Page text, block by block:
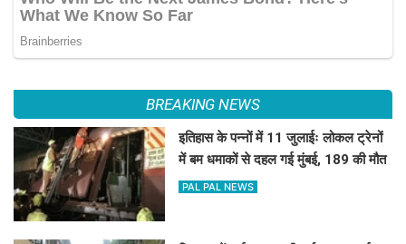
BREAKING NEWS
इतिहास के पन्नों में 11 जुलाईः लोकल ट्रेनों
में बम धमाकों से दहल गई मुंबई, 189 की मौत
PAL PAL NEWS